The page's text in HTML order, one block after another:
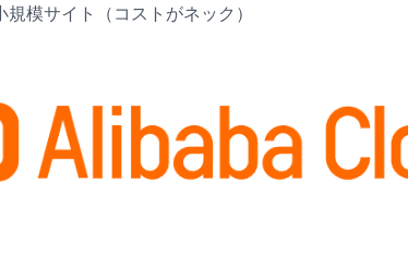
模サイト（コストがネック）